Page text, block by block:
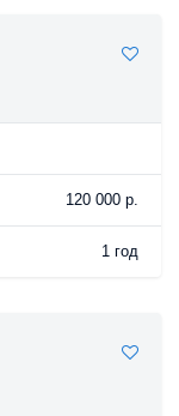
120 000 р.
1 год